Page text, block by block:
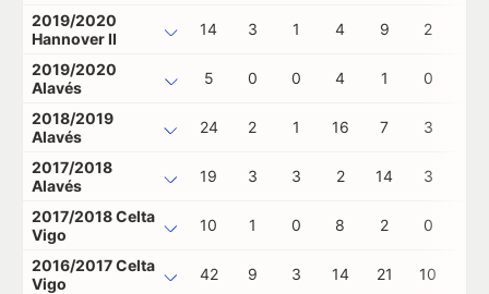
2019/2020
Hannover II
14 3 1 4 9 2
2019/2020
Alavés
5 0 0 4 1 0
2018/2019
Alavés
24 2 1 16 7 3
2017/2018
Alavés
19 3 3 2 14 3
2017/2018 Celta
Vigo
10 1 0 8 2 0
2016/2017 Celta
Vigo
42 9 3 14 21 10